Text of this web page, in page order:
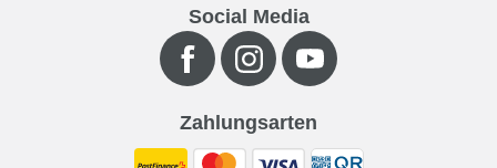
Social Media
Zahlungsarten